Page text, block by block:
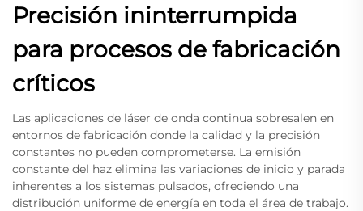
Precisión ininterrumpida
para procesos de fabricación
críticos
Las aplicaciones de láser de onda continua sobresalen en
entornos de fabricación donde la calidad y la precisión
constantes no pueden comprometerse. La emisión
constante del haz elimina las variaciones de inicio y parada
inherentes a los sistemas pulsados, ofreciendo una
distribución uniforme de energía en toda el área de trabajo.